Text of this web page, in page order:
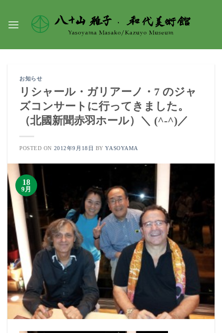
content
お知らせ
リシャール・ガリアーノ・7 のジャ
ズコンサートに行ってきました。
（北國新聞赤羽ホール）＼ (^-^)／
POSTED ON 2012年9月18日 BYYASOYAMA
18
9月